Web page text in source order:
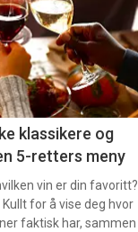
klassikere og
5-retters meny
vin er din favoritt?
for å vise deg hvor
faktisk har, sammen